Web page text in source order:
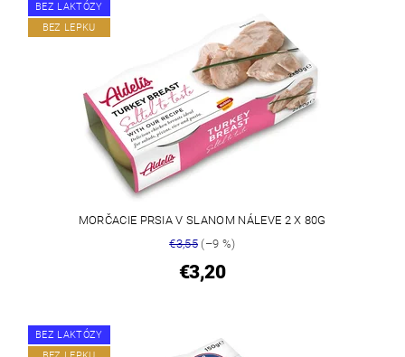
BEZ LAKTÓZY
BEZ LEPKU
MORČACIE PRSIA V SLANOM NÁLEVE 2 X 80G
€3,55(–9 %)
€3,20
BEZ LAKTÓZY